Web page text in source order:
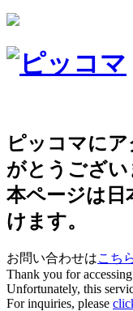
ピッコマに
がとうござい
本ページは日
けます。
お問い合わせはこち
Thank you for
Unfortunately, this
For inquiries, please